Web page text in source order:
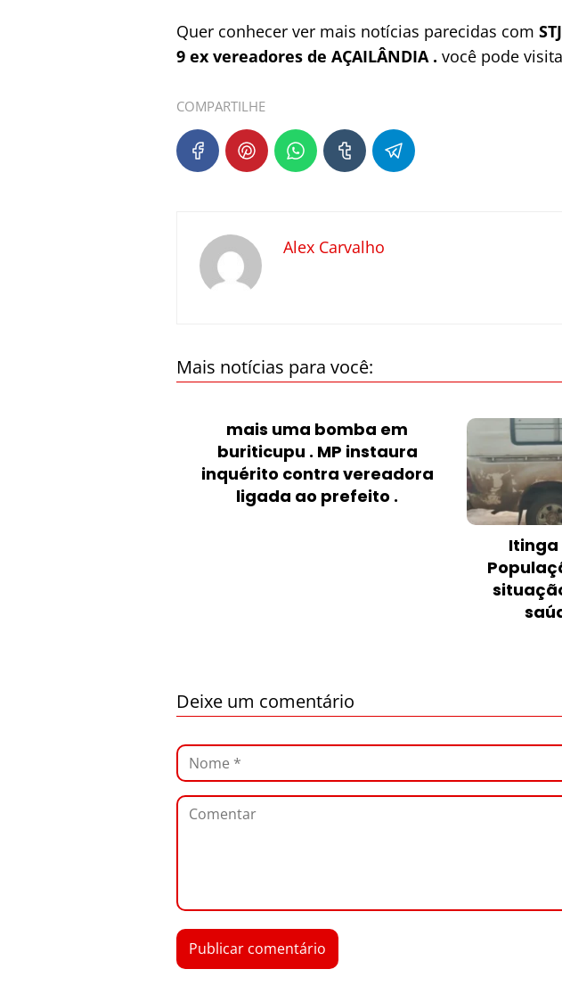
Quer conhecer ver mais notícias parecidas com
9 ex vereadores de AÇAILÂNDIA . você pode
COMPARTILHE
Alex Carvalho
Mais notícias para você:
mais uma bomba em
buriticupu . MP instaura
inquérito contra vereadora
ligada ao prefeito .
Itinga
Deixe um comentário